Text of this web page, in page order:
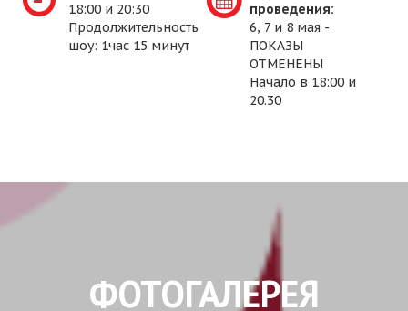
18:00 и 20:30
Продолжительность
шоу: 1час 15 минут
проведения:
6, 7 и 8 мая -
ПОКАЗЫ
ОТМЕНЕНЫ
Начало в 18:00 и
20.30
ФОТОГАЛЕРЕЯ